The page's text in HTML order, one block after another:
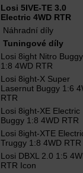
Losi 5IVE-TE 3.0
Electric 4WD RTR
Náhradní díly
Tuningové díly
Losi 8ight Nitro
1:8 4WD RTR
Losi 8ight-X Super
Lasernut Buggy 1:6
RTR
Losi 8ight-XE Electric
Buggy 1:8 4WD RTR
Losi 8ight-XTE
Truggy 1:8 4WD RTR
Losi DBXL 2.0 1:5
RTR Icon